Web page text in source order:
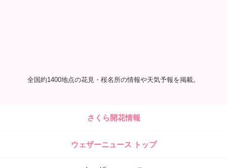
全国約1400地点の花見・桜名所の情報や天気予報を掲載。
さくら開花情報
ウェザーニュース トップ